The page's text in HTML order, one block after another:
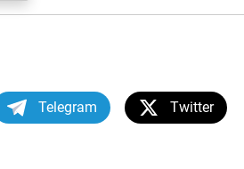
Telegram Twitter